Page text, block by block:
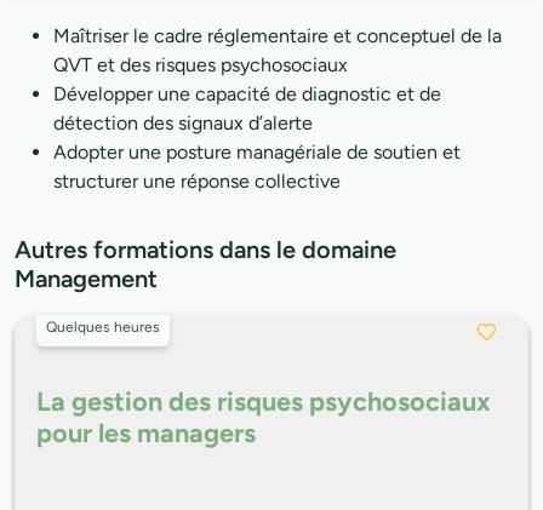
Maîtriser le cadre réglementaire et conceptuel de la
QVT et des risques psychosociaux
Développer une capacité de diagnostic et de
détection des signaux d’alerte
Adopter une posture managériale de soutien et
structurer une réponse collective
Autres formations dans le domaine
Management
Quelques heures
La gestion des risques psychosociaux
pour les managers